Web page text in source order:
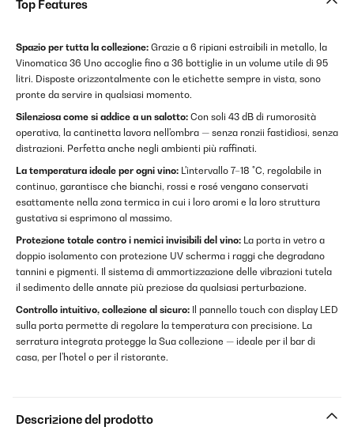
Top Features
Spazio per tutta la collezione: Grazie a 6 ripiani estraibili in metallo, la
Vinomatica 36 Uno accoglie fino a 36 bottiglie in un volume utile di 95
litri. Disposte orizzontalmente con le etichette sempre in vista, sono
pronte da servire in qualsiasi momento.
Silenziosa come si addice a un salotto: Con soli 43 dB di rumorosità
operativa, la cantinetta lavora nell'ombra — senza ronzii fastidiosi, senza
distrazioni. Perfetta anche negli ambienti più raffinati.
La temperatura ideale per ogni vino: L'intervallo 7–18 °C, regolabile in
continuo, garantisce che bianchi, rossi e rosé vengano conservati
esattamente nella zona termica in cui i loro aromi e la loro struttura
gustativa si esprimono al massimo.
Protezione totale contro i nemici invisibili del vino: La porta in vetro a
doppio isolamento con protezione UV scherma i raggi che degradano
tannini e pigmenti. Il sistema di ammortizzazione delle vibrazioni tutela
il sedimento delle annate più preziose da qualsiasi perturbazione.
Controllo intuitivo, collezione al sicuro: Il pannello touch con display LED
sulla porta permette di regolare la temperatura con precisione. La
serratura integrata protegge la Sua collezione — ideale per il bar di
casa, per l'hotel o per il ristorante.
Descrizione del prodotto